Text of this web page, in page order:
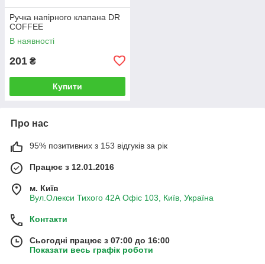
Ручка напірного клапана DR
COFFEE
В наявності
201 ₴
Купити
Про нас
95% позитивних з 153 відгуків за рік
Працює з 12.01.2016
м. Київ
Вул.Олекси Тихого 42А Офіс 103, Київ, Україна
Контакти
Сьогодні працює з 07:00 до 16:00
Показати весь графік роботи